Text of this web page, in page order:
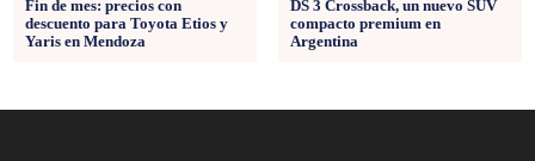
Fin de mes: precios con
descuento para Toyota Etios y
Yaris en Mendoza
DS 3 Crossback, un nuevo SUV
compacto premium en
Argentina